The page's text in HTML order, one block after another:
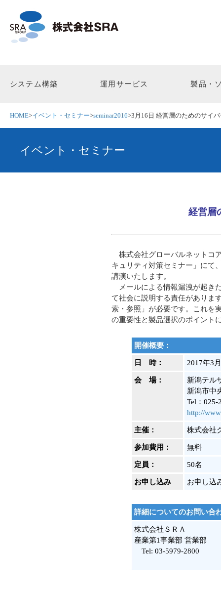
システム構築 運用サービス 製品・
HOME>イベント・セミナー>seminar2016>3月16日 経営層のためのサイ
イベント・セミナー
経営層
株式会社グローバルネットコ
キュリティ対策セミナー」にて
講演いたします。
メールによる情報漏洩が起き
て社会に説明する責任がありま
索・参照」が必要です。これを
の重要性と製品選択のポイント
開催概要：
日 時： 2017年3
会 場：
新潟テル
新潟市中
Tel：025-
http://
主催： 株式会社
参加費用： 無料
定員： 50名
お申し込み お申し込
詳細についてのお問い合
株式会社ＳＲＡ
産業第1事業部 営業部
Tel: 03-5979-2800